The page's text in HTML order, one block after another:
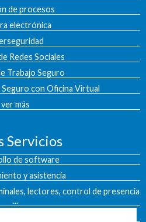
de procesos
electrónica
Redes Sociales
Trabajo Seguro
con Oficina Virtual
ver más
Servicios
de software
y asistencia
lectores, control de presencia
...